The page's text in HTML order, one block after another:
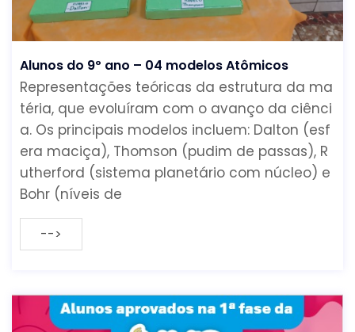
Alunos do 9º ano – 04 modelos Atômicos
Representações teóricas da estrutura da ma
téria, que evoluíram com o avanço da ciênci
a. Os principais modelos incluem: Dalton (esf
era maciça), Thomson (pudim de passas), R
utherford (sistema planetário com núcleo) e
Bohr (níveis de
-->